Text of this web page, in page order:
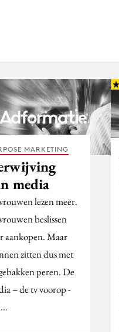
MARKETING
media
lezen meer.
beslissen
aankopen. Maar
zitten dus met
peren. De
– de tv voorop -